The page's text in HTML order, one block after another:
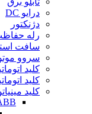
درایو DC
دژنکتور
رله
سافت
سروو
کلید
کلید
کلید